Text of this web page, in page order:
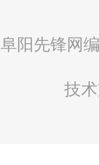
阜阳先锋网
技